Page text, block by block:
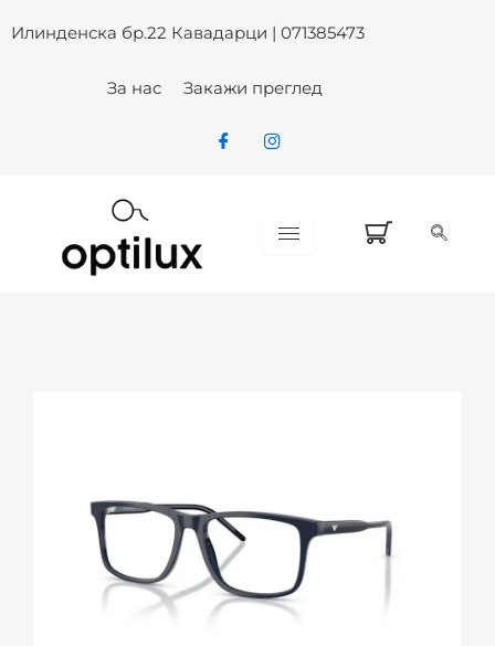
toИлинденска бр.22 Кавадарци | 071385473
За нас Закажи преглед